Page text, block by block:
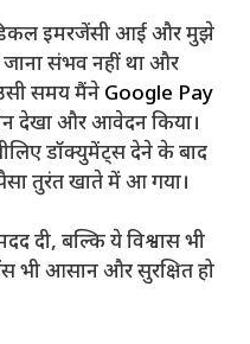
इमरजेंसी आई और मुझे
संभव नहीं था और
समय मैंने Google Pay
देखा और आवेदन किया।
डॉक्युमेंट्स देने के बाद
तुरंत खाते में आ गया।
दी, बल्कि ये विश्वास भी
भी आसान और सुरक्षित हो